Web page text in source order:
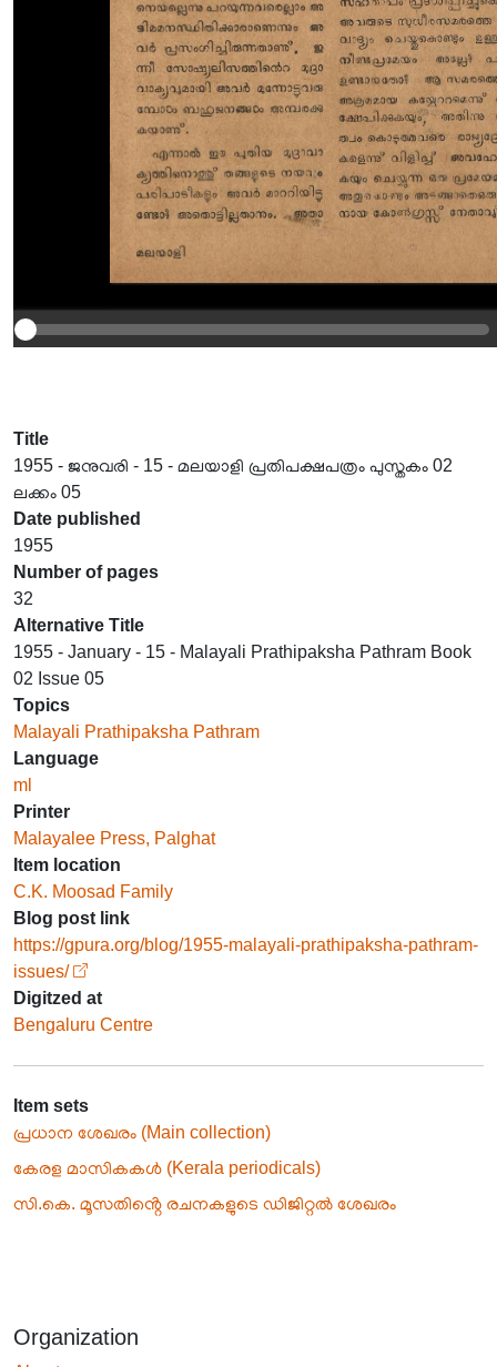
Title
1955 - ജനുവരി - 15 - മലയാളി പ്രതിപക്ഷപത്രം പുസ്തകം 02
ലക്കം 05
Date published
1955
Number of pages
32
Alternative Title
1955 - January - 15 - Malayali Prathipaksha Pathram Book
02 Issue 05
Topics
Malayali Prathipaksha Pathram
Language
ml
Printer
Malayalee Press, Palghat
Item location
C.K. Moosad Family
Blog post link
https://gpura.org/blog/1955-malayali-prathipaksha-pathram-
issues/
Digitzed at
Bengaluru Centre
Item sets
പ്രധാന ശേഖരം (Main collection)
കേരള മാസികകൾ (Kerala periodicals)
സി.കെ. മൂസതിൻ്റെ രചനകളുടെ ഡിജിറ്റൽ ശേഖരം
Organization